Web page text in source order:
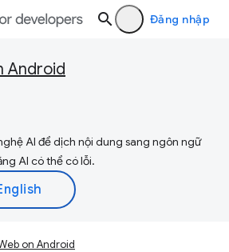
Đăng nhập
Android
AI để dịch nội dung sang ngôn ngữ
AI có thể có lỗi.
on Android